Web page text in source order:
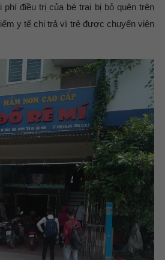
phí điều trị của bé trai bị bỏ quên trên
y tế chi trả vì trẻ được chuyển viện